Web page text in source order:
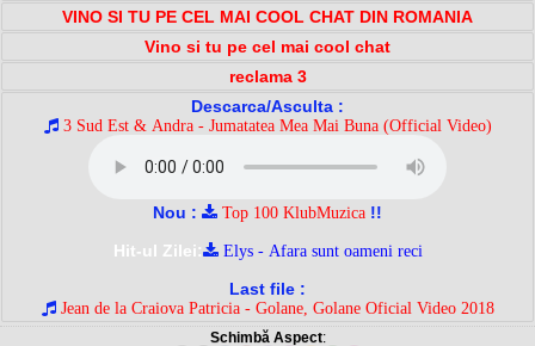
VINO SI TU PE CEL MAI COOL CHAT DIN ROMANIA
Vino si tu pe cel mai cool chat
reclama 3
Descarca/Asculta :
3 Sud Est & Andra - Jumatatea Mea Mai Buna (Official Video)
Nou : Top 100 KlubMuzica !!
Hit-ul Zilei:
Elys - Afara sunt oameni reci
Last file :
Jean de la Craiova Patricia - Golane, Golane Oficial Video 2018
Schimbă Aspect: